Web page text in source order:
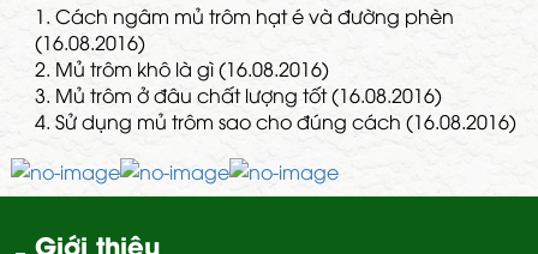
1. Cách ngâm mủ trôm hạt é và đường phèn
(16.08.2016)
2. Mủ trôm khô là gì (16.08.2016)
3. Mủ trôm ở đâu chất lượng tốt (16.08.2016)
4. Sử dụng mủ trôm sao cho đúng cách (16.08.2016)
Giới thiệu